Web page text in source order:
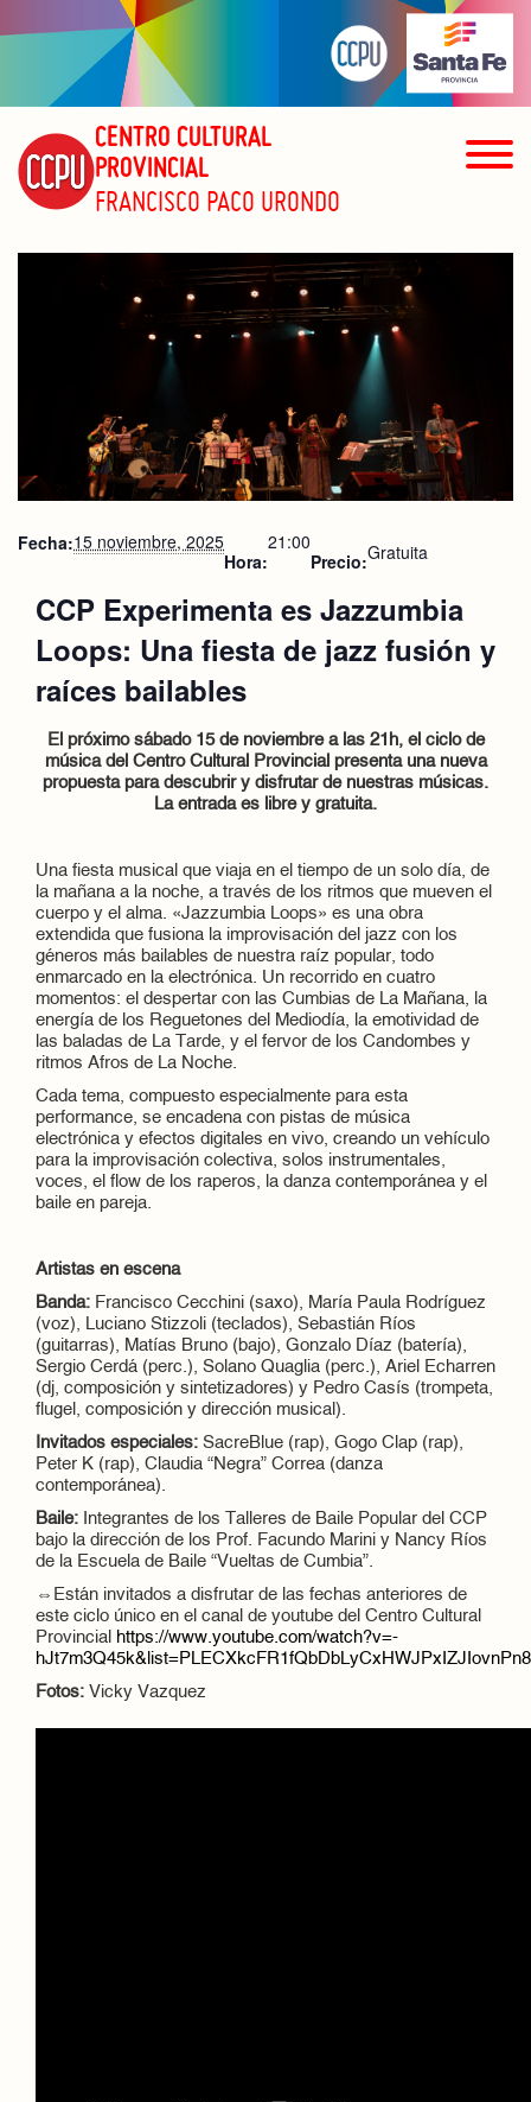
CENTRO CULTURAL
PROVINCIAL
FRANCISCO PACO URONDO
Fecha:15 noviembre, 2025
Hora:
21:00
Precio:Gratuita
CCP Experimenta es Jazzumbia
Loops: Una fiesta de jazz fusión y
raíces bailables
El próximo sábado 15 de noviembre a las 21h, el ciclo de
música del Centro Cultural Provincial presenta una nueva
propuesta para descubrir y disfrutar de nuestras músicas.
La entrada es libre y gratuita.
Una fiesta musical que viaja en el tiempo de un solo día, de
la mañana a la noche, a través de los ritmos que mueven el
cuerpo y el alma. «Jazzumbia Loops» es una obra
extendida que fusiona la improvisación del jazz con los
géneros más bailables de nuestra raíz popular, todo
enmarcado en la electrónica. Un recorrido en cuatro
momentos: el despertar con las Cumbias de La Mañana, la
energía de los Reguetones del Mediodía, la emotividad de
las baladas de La Tarde, y el fervor de los Candombes y
ritmos Afros de La Noche.
Cada tema, compuesto especialmente para esta
performance, se encadena con pistas de música
electrónica y efectos digitales en vivo, creando un vehículo
para la improvisación colectiva, solos instrumentales,
voces, el flow de los raperos, la danza contemporánea y el
baile en pareja.
Artistas en escena
Banda: Francisco Cecchini (saxo), María Paula Rodríguez
(voz), Luciano Stizzoli (teclados), Sebastián Ríos
(guitarras), Matías Bruno (bajo), Gonzalo Díaz (batería),
Sergio Cerdá (perc.), Solano Quaglia (perc.), Ariel Echarren
(dj, composición y sintetizadores) y Pedro Casís (trompeta,
flugel, composición y dirección musical).
Invitados especiales: SacreBlue (rap), Gogo Clap (rap),
Peter K (rap), Claudia “Negra” Correa (danza
contemporánea).
Baile: Integrantes de los Talleres de Baile Popular del CCP
bajo la dirección de los Prof. Facundo Marini y Nancy Ríos
de la Escuela de Baile “Vueltas de Cumbia”.
⇔Están invitados a disfrutar de las fechas anteriores de
este ciclo único en el canal de youtube del Centro Cultural
Provincial https://www.youtube.com/watch?v=-
hJt7m3Q45k&list=PLECXkcFR1fQbDbLyCxHWJPxIZJIovnPn8
Fotos: Vicky Vazquez